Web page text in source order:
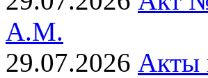
А.М.
29.07.2026 Акты